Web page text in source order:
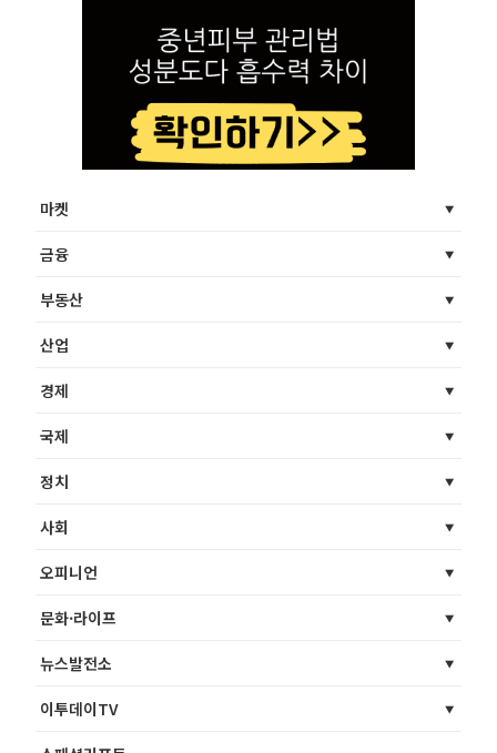
마켓
금융
부동산
산업
경제
국제
정치
사회
오피니언
문화·라이프
뉴스발전소
이투데이TV